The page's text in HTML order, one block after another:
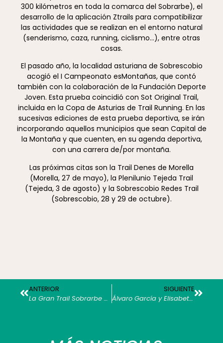
300 kilómetros en toda la comarca del Sobrarbe), el
desarrollo de la aplicación Ztrails para compatibilizar
las actividades que se realizan en el entorno natural
(senderismo, caza, running, ciclismo…), entre otras
cosas.
El pasado año, la localidad asturiana de Sobrescobio
acogió el I Campeonato esMontañas, que contó
también con la colaboración de la Fundación Deporte
Joven. Esta prueba coincidió con Sot Original Trail,
incluida en la Copa de Asturias de Trail Running. En las
sucesivas ediciones de esta prueba deportiva, se irán
incorporando aquellos municipios que sean Capital de
la Montaña y que cuenten, en su agenda deportiva,
con una carrera de/por montaña.
Las próximas citas son la Trail Denes de Morella
(Morella, 27 de mayo), la Plenilunio Tejeda Trail
(Tejeda, 3 de agosto) y la Sobrescobio Redes Trail
(Sobrescobio, 28 y 29 de octubre).
ANTERIOR
La Gran Trail Sobrarbe abre el calendario de la I Copa esMONTAÑAS by RETO FDJ
SIGUIENTE
Álvaro García y Elisabeth Vaquero ganan en la Arrebatacapas, segunda prueba de la Copa esMONTAÑAS by RETO FDJ